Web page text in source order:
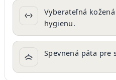
Vyberateľná
hygienu.
Spevnená päta pre